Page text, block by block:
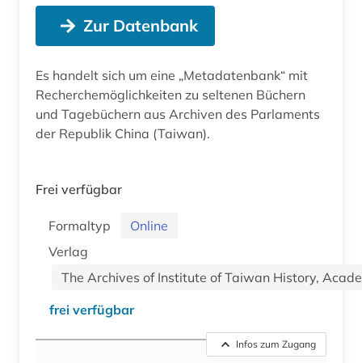
Zur Datenbank
Es handelt sich um eine „Metadatenbank“ mit
Recherchemöglichkeiten zu seltenen Büchern
und Tagebüchern aus Archiven des Parlaments
der Republik China (Taiwan).
Frei verfügbar
Formaltyp
Online
Verlag
The Archives of Institute of Taiwan History,
frei verfügbar
Infos zum Zugang